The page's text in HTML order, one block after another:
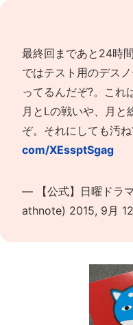
最終回まであと24時
ではテスト用のデス
ってるんだぞ?。これ
月とLの戦いや、月と
ぞ。それにしても汚ね
com/XEssptSgag
— 【公式】日曜ドラ
athnote) 2015, 9月 12